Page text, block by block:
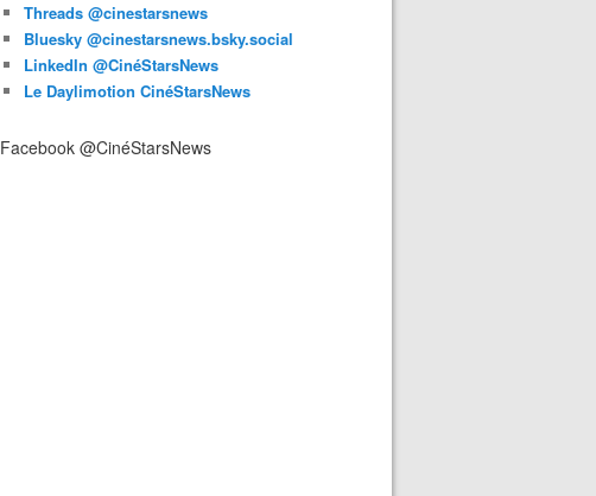
Threads @cinestarsnews
Bluesky @cinestarsnews.bsky.social‬
LinkedIn @CinéStarsNews
Le Daylimotion CinéStarsNews
Facebook @CinéStarsNews